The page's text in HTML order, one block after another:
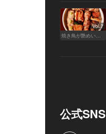
Vol.7
焼き鳥が艶めいてきた
公式SNS